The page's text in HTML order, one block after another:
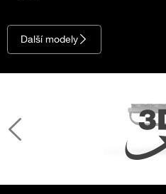
Další modely